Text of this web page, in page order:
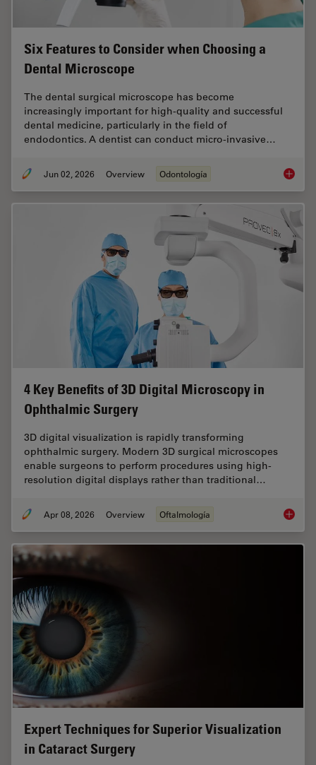
Six Features to Consider when Choosing a
Dental Microscope
The dental surgical microscope has become
increasingly important for high-quality and successful
dental medicine, particularly in the field of
endodontics. A dentist can conduct micro-invasive…
Jun 02, 2026 Overview Odontología Six
4 Key Benefits of 3D Digital Microscopy in
Ophthalmic Surgery
3D digital visualization is rapidly transforming
ophthalmic surgery. Modern 3D surgical microscopes
enable surgeons to perform procedures using high-
resolution digital displays rather than traditional…
Apr 08, 2026 Overview Oftalmología 4 Key
Expert Techniques for Superior Visualization
in Cataract Surgery